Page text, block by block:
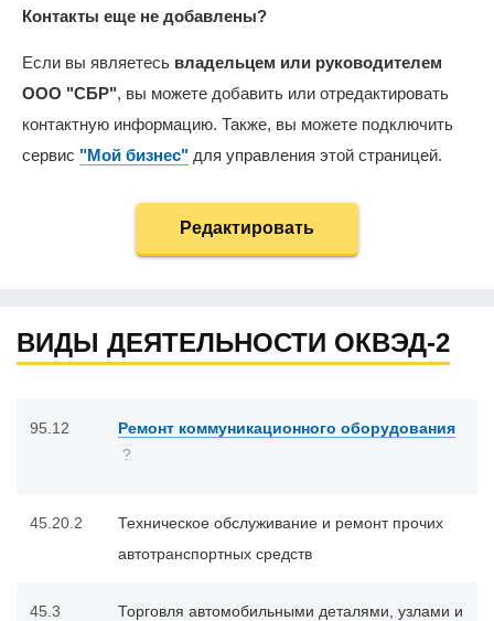
Контакты еще не добавлены?
Если вы являетесь владельцем или руководителем
ООО "СБР", вы можете добавить или отредактировать
контактную информацию. Также, вы можете подключить
сервис "Мой бизнес" для управления этой страницей.
Редактировать
ВИДЫ ДЕЯТЕЛЬНОСТИ ОКВЭД-2
95.12 Ремонт коммуникационного оборудования
?
45.20.2
Техническое обслуживание и ремонт прочих
автотранспортных средств
45.3
Торговля автомобильными деталями, узлами и